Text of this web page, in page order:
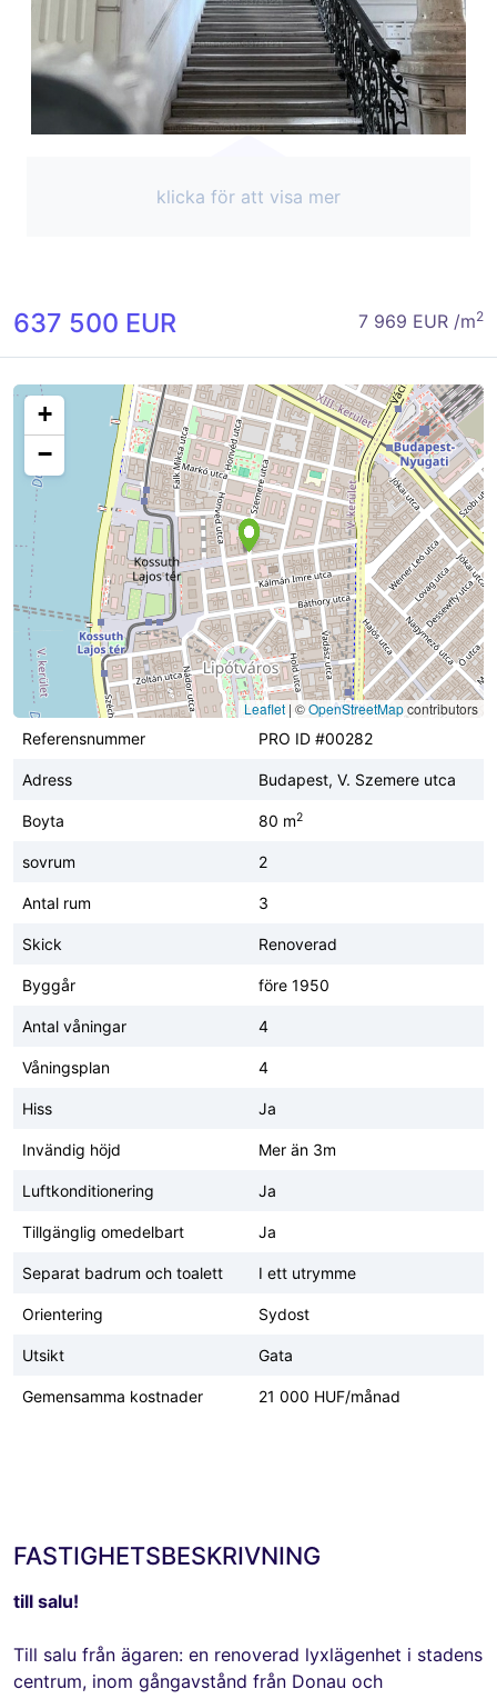
klicka för att visa mer
637 500 EUR 7 969 EUR /m2
+
−
Leaflet | ©OpenStreetMapcontributors
Referensnummer
PRO ID #00282
Adress Budapest, V. Szemere utca
Boyta 80 m2
sovrum 2
Antal rum 3
Skick Renoverad
Byggår före 1950
Antal våningar 4
Våningsplan 4
Hiss Ja
Invändig höjd Mer än 3m
Luftkonditionering Ja
Tillgänglig omedelbart Ja
Separat badrum och toalett I ett utrymme
Orientering Sydost
Utsikt Gata
Gemensamma kostnader 21 000 HUF/månad
FASTIGHETSBESKRIVNING
till salu!
Till salu från ägaren: en renoverad lyxlägenhet i stadens
centrum, inom gångavstånd från Donau och